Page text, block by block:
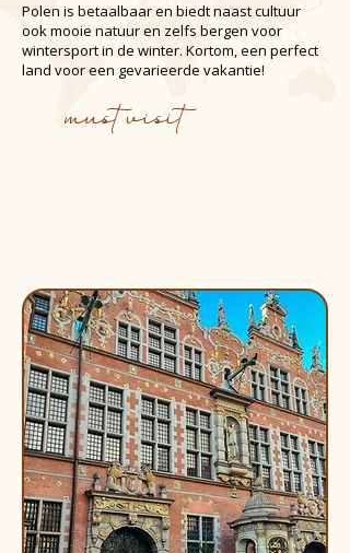
Polen is betaalbaar en biedt naast cultuur
ook mooie natuur en zelfs bergen voor
wintersport in de winter. Kortom, een perfect
land voor een gevarieerde vakantie!
must visit